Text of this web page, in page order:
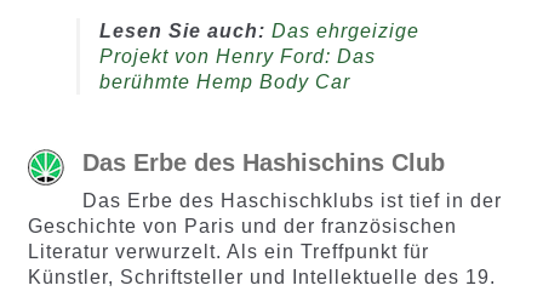
Lesen Sie auch: Das ehrgeizige
Projekt von Henry Ford: Das
berühmte Hemp Body Car
Das Erbe des Hashischins Club
Das Erbe des Haschischklubs ist tief in der
Geschichte von Paris und der französischen
Literatur verwurzelt. Als ein Treffpunkt für
Künstler, Schriftsteller und Intellektuelle des 19.